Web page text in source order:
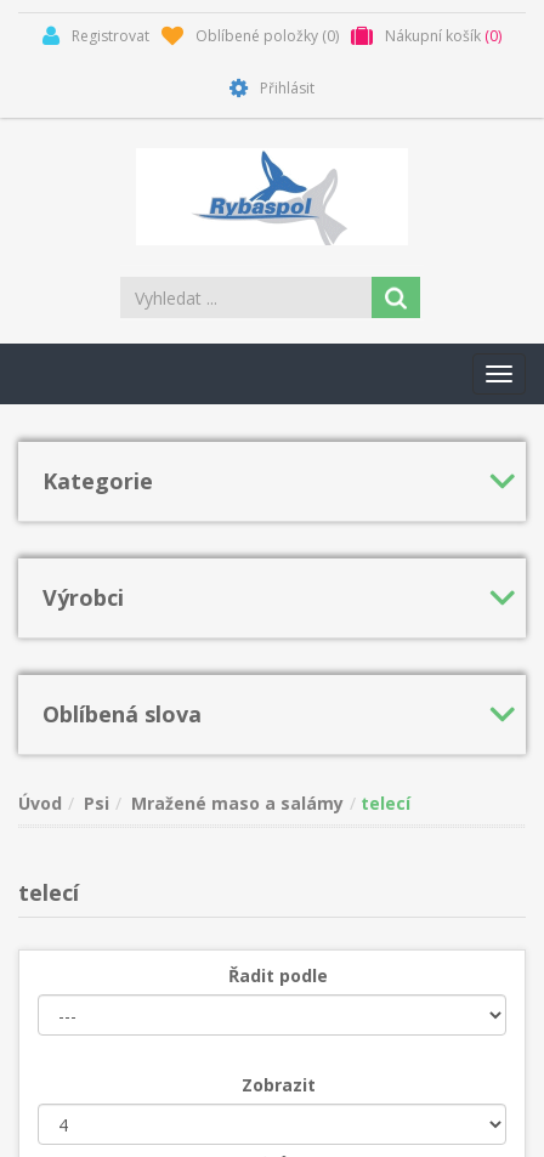
Registrovat Oblíbené položky (0) Nákupní košík (0)
Přihlásit
Kategorie
Výrobci
Oblíbená slova
Úvod Psi Mražené maso a salámy telecí
telecí
Řadit podle
Zobrazit